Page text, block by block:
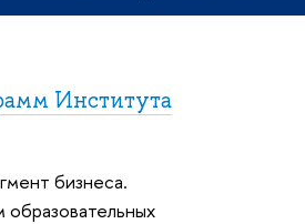
Института
бизнеса.